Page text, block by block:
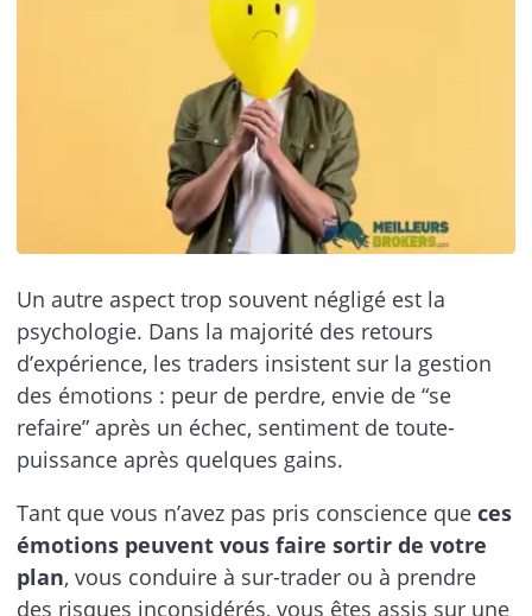
Un autre aspect trop souvent négligé est la
psychologie. Dans la majorité des retours
d’expérience, les traders insistent sur la gestion
des émotions : peur de perdre, envie de “se
refaire” après un échec, sentiment de toute-
puissance après quelques gains.
Tant que vous n’avez pas pris conscience que ces
émotions peuvent vous faire sortir de votre
plan, vous conduire à sur-trader ou à prendre
des risques inconsidérés, vous êtes assis sur une